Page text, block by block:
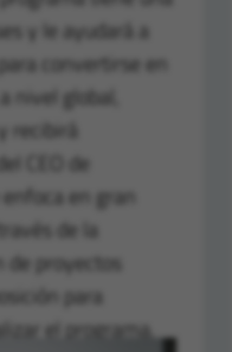
y le ayudará a
convertirse en
nivel global,
recibirá
CEO de
en gran
de la
de proyectos
para
el programa.